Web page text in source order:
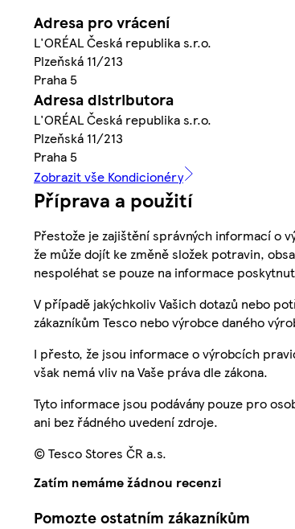
Adresa pro vrácení
L'ORÉAL Česká republika s.r.o.
Plzeňská 11/213
Praha 5
Adresa distributora
L'ORÉAL Česká republika s.r.o.
Plzeňská 11/213
Praha 5
Zobrazit vše Kondicionéry
Příprava a použití
Přestože je zajištění správných informací o
že může dojít ke změně složek potravin,
nespoléhat se pouze na informace
V případě jakýchkoliv Vašich dotazů nebo
zákazníkům Tesco nebo výrobce daného
I přesto, že jsou informace o výrobcích
však nemá vliv na Vaše práva dle zákona.
Tyto informace jsou podávány pouze pro
ani bez řádného uvedení zdroje.
© Tesco Stores ČR a.s.
Zatím nemáme žádnou recenzi
Pomozte ostatním zákazníkům